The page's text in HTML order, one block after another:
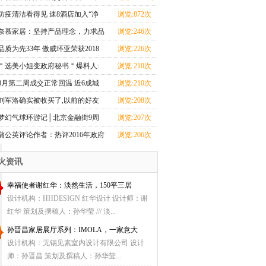
运营——专
疫清洁看得见 速8酒店加入“净
心·房”
浏览:872次
慕家居：坚持产品理念，力求品
新发展
浏览:246次
质为先33年 傲威环亚荣获2018
度中国家具四项
浏览:226次
选美小姐变政府秘书＂爆料人:
的是监督政府(1
浏览:210次
月第二周成交正常回温 近6成城
成交环比上升
浏览:210次
军洛确实被收买了,以前的好友
料
浏览:208次
幻气球环游记│北京金融街9周
店庆献礼
浏览:207次
公英评论作者：热评2016年政府
作报告
浏览:206次
资讯
幸福使者谢红华：淡然生活，150平三居
设计机构：HHDESIGN 红华设计 设计师：谢
红华 策划及撰稿人：孙华莹 /// 淡...
孙晋昌家居展厅系列：IMOLA，一家意大
设计机构：无锡见素室内设计有限公司 设计
师：孙晋昌 策划及撰稿人：孙华莹...